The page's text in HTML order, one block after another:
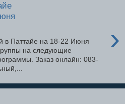
›
в Паттайе на 18-22 Июня
на следующие
Заказ онлайн: 083-